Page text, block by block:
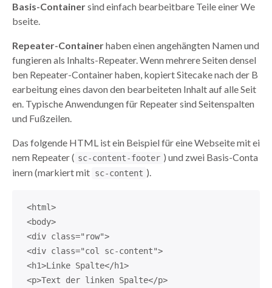
Basis-Containersind einfach bearbeitbare Teile einer We
bseite.
Repeater-Containerhaben einen angehängten Namen und
fungieren als Inhalts-Repeater. Wenn mehrere Seiten densel
ben Repeater-Container haben, kopiert Sitecake nach der B
earbeitung eines davon den bearbeiteten Inhalt auf alle Seit
en. Typische Anwendungen für Repeater sind Seitenspalten
und Fußzeilen.
Das folgende HTML ist ein Beispiel für eine Webseite mit ei
nem Repeater ( sc-content-footer ) und zwei Basis-Conta
inern (markiert mit sc-content ).
<html>
<body>
<div class="row">
<div class="col sc-content">
<h1>Linke Spalte</h1>
<p>Text der linken Spalte</p>